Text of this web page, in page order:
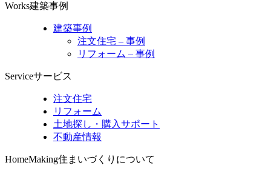
Works建築事例
建築事例
注文住宅 – 事例
リフォーム – 事例
Serviceサービス
注文住宅
リフォーム
土地探し・購入サポート
不動産情報
HomeMaking住まいづくりについて